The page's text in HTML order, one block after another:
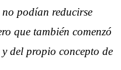
podían reducirse
que también comenzó
del propio concepto de